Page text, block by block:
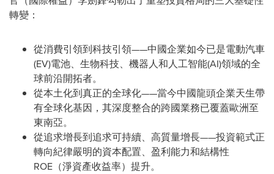
轉變：
從消費引領到科技引領——中國企業如今已是電動汽車
(EV)電池、生物科技、機器人和人工智能(AI)領域的全
球前沿開拓者。
從本土化到真正的全球化——當今中國龍頭企業天生帶
有全球化基因，其深度整合的跨國業務已覆蓋歐洲至
東南亞。
從追求增長到追求可持續、高質量增長——投資範式正
轉向紀律嚴明的資本配置、盈利能力和結構性
ROE（淨資產收益率）提升。